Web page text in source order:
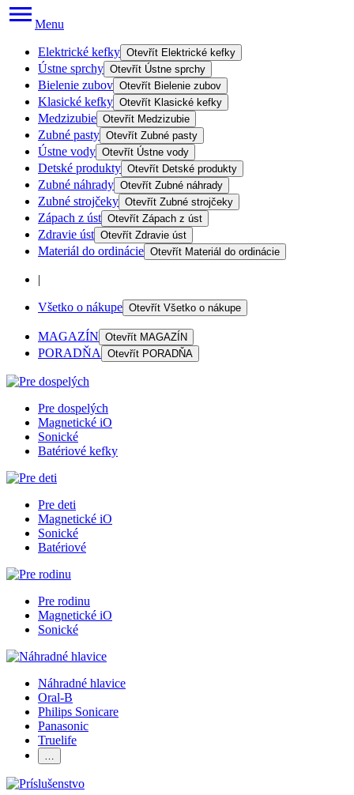
Menu
Elektrické kefky Otevřít Elektrické kefky
Ústne sprchy Otevřít Ústne sprchy
Bielenie zubov Otevřít Bielenie zubov
Klasické kefky Otevřít Klasické kefky
Medzizubie Otevřít Medzizubie
Zubné pasty Otevřít Zubné pasty
Ústne vody Otevřít Ústne vody
Detské produkty Otevřít Detské produkty
Zubné náhrady Otevřít Zubné náhrady
Zubné strojčeky Otevřít Zubné strojčeky
Zápach z úst Otevřít Zápach z úst
Zdravie úst Otevřít Zdravie úst
Materiál do ordinácie Otevřít Materiál do ordinácie
|
Všetko o nákupe Otevřít Všetko o nákupe
MAGAZÍN Otevřít MAGAZÍN
PORADŇA Otevřít PORADŇA
Pre dospelých
Magnetické iO
Sonické
Batériové kefky
Pre deti
Magnetické iO
Sonické
Batériové
Pre rodinu
Magnetické iO
Sonické
Náhradné hlavice
Oral-B
Philips Sonicare
Panasonic
Truelife
…